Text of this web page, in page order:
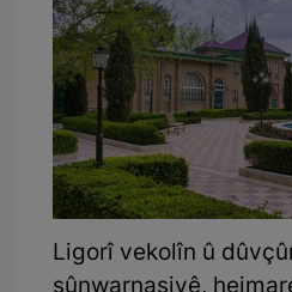
Ligorî vekolîn û